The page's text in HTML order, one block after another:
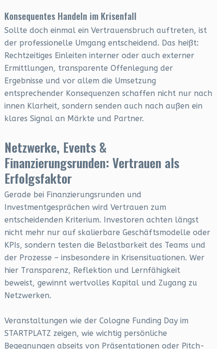
Konsequentes Handeln im Krisenfall
Sollte doch einmal ein Vertrauensbruch auftreten, ist
der professionelle Umgang entscheidend. Das heißt:
Rechtzeitiges Einleiten interner oder auch externer
Ermittlungen, transparente Offenlegung der
Ergebnisse und vor allem die Umsetzung
entsprechender Konsequenzen schaffen nicht nur nach
innen Klarheit, sondern senden auch nach außen ein
klares Signal an Märkte und Partner.
Netzwerke, Events &
Finanzierungsrunden: Vertrauen als
Erfolgsfaktor
Gerade bei Finanzierungsrunden und
Investmentgesprächen wird Vertrauen zum
entscheidenden Kriterium. Investoren achten längst
nicht mehr nur auf skalierbare Geschäftsmodelle oder
KPIs, sondern testen die Belastbarkeit des Teams und
der Prozesse – insbesondere in Krisensituationen. Wer
hier Transparenz, Reflektion und Lernfähigkeit
beweist, gewinnt wertvolles Kapital und Zugang zu
Netzwerken.
Veranstaltungen wie der Cologne Funding Day im
STARTPLATZ zeigen, wie wichtig persönliche
Begegnungen abseits von Präsentationen oder Pitch-